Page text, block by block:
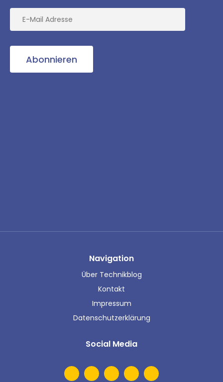
Abonnieren
Navigation
Über Technikblog
Kontakt
Impressum
Datenschutzerklärung
Social Media